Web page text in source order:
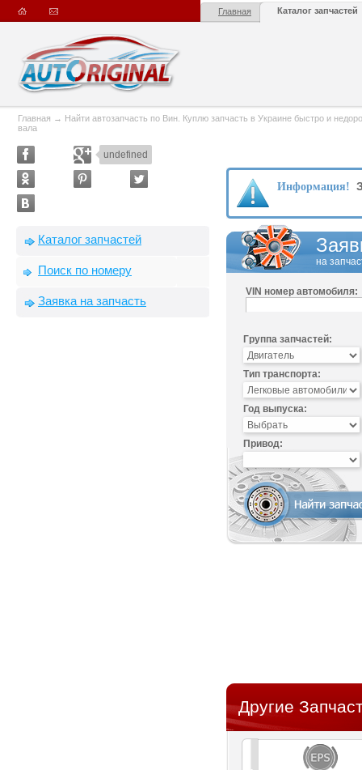
Главная Каталог запчастей
Главная → Найти автозапчасть по Вин. Куплю запчасть в Украине быстро и
вала
undefined
Каталог запчастей
Поиск по номеру
Заявка на запчасть
Информация!
на
VIN номер автомобиля:
Группа запчастей:
Тип транспорта:
Год выпуска:
Привод:
Другие